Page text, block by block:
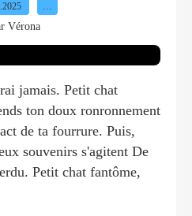
…
Vérona
jamais. Petit chat
ton doux ronronnement
de ta fourrure. Puis,
souvenirs s'agitent De
Petit chat fantôme,